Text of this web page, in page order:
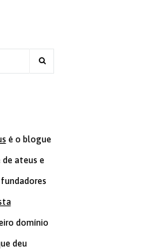
é o blogue
de ateus e
domínio
deu